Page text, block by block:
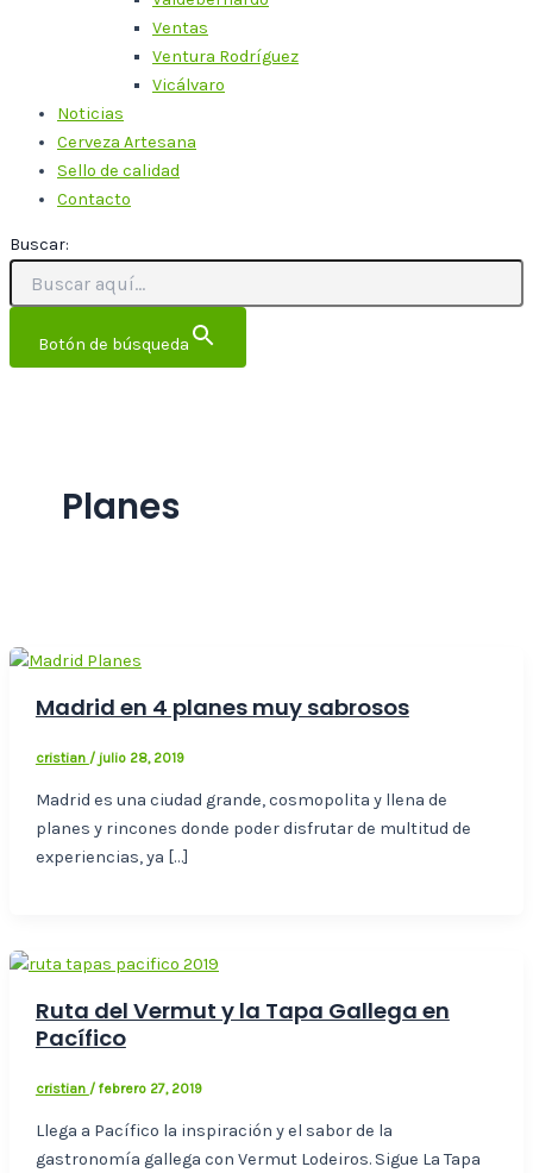
Ventas
Ventura Rodríguez
Vicálvaro
Noticias
Cerveza Artesana
Sello de calidad
Contacto
Buscar:
Botón de búsqueda
Planes
Madrid en 4 planes muy sabrosos
cristian / julio 28, 2019
Madrid es una ciudad grande, cosmopolita y llena de
planes y rincones donde poder disfrutar de multitud de
experiencias, ya […]
Ruta del Vermut y la Tapa Gallega en
Pacífico
cristian / febrero 27, 2019
Llega a Pacífico la inspiración y el sabor de la
gastronomía gallega con Vermut Lodeiros. Sigue La Tapa